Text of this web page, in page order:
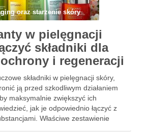
oraz starzenie skóry
w pielęgnacji
składniki dla
i regeneracji
składniki w pielęgnacji skóry,
ją przed szkodliwym działaniem
maksymalnie zwiększyć ich
jak je odpowiednio łączyć z
Właściwe zestawienie